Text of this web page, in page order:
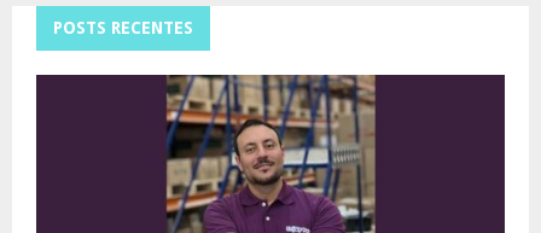
POSTS RECENTES